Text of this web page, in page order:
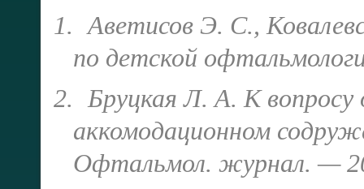
1. Аветисов Э. С.,
по детской
2.
Бруцкая Л. А. К вопросу
аккомодационном
Офтальмол. журнал. —